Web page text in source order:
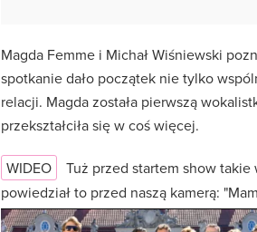
Magda Femme i Michał Wiśniewski
spotkanie dało początek nie tylko
relacji. Magda została pierwszą
przekształciła się w coś więcej.
WIDEO
Tuż przed startem show takie
powiedział to przed naszą kamerą: